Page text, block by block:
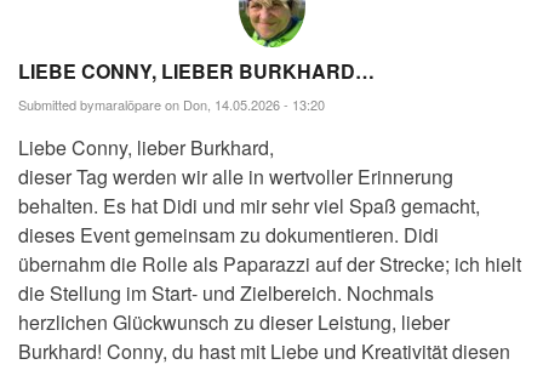
LIEBE CONNY, LIEBER BURKHARD…
Submitted bymaralöpareon Don, 14.05.2026 - 13:20
Liebe Conny, lieber Burkhard,
dieser Tag werden wir alle in wertvoller Erinnerung
behalten. Es hat Didi und mir sehr viel Spaß gemacht,
dieses Event gemeinsam zu dokumentieren. Didi
übernahm die Rolle als Paparazzi auf der Strecke; ich hielt
die Stellung im Start- und Zielbereich. Nochmals
herzlichen Glückwunsch zu dieser Leistung, lieber
Burkhard! Conny, du hast mit Liebe und Kreativität diesen